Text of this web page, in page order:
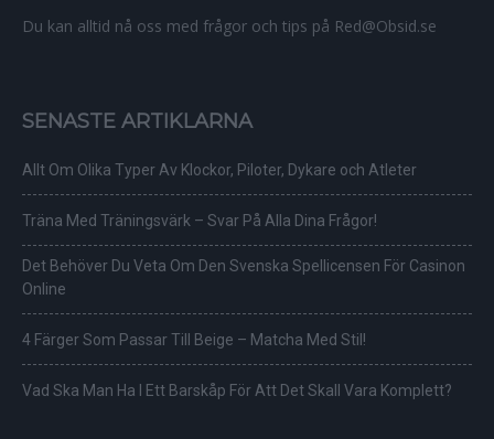
Du kan alltid nå oss med frågor och tips på Red@Obsid.se
SENASTE ARTIKLARNA
Allt Om Olika Typer Av Klockor, Piloter, Dykare och Atleter
Träna Med Träningsvärk – Svar På Alla Dina Frågor!
Det Behöver Du Veta Om Den Svenska Spellicensen För Casinon
Online
4 Färger Som Passar Till Beige – Matcha Med Stil!
Vad Ska Man Ha I Ett Barskåp För Att Det Skall Vara Komplett?